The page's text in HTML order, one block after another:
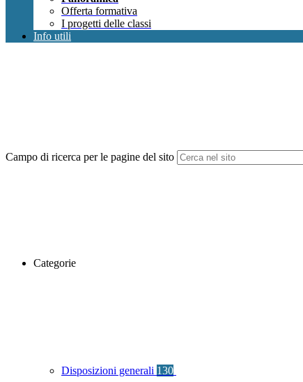
Offerta formativa
I progetti delle classi
Info utili
Campo di ricerca per le pagine del sito
Categorie
Disposizioni generali 130